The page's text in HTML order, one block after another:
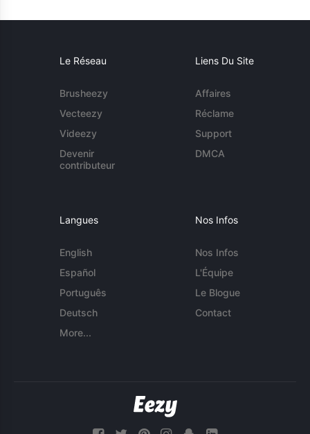
Le Réseau
Brusheezy
Vecteezy
Videezy
Devenir
contributeur
Liens Du Site
Affaires
Réclame
Support
DMCA
Langues
English
Español
Português
Deutsch
More...
Nos Infos
Nos Infos
L'Équipe
Le Blogue
Contact